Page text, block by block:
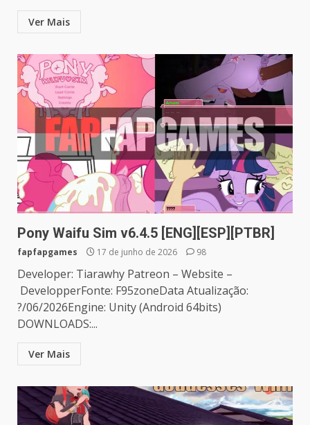
Ver Mais
Pony Waifu Sim v6.4.5 [ENG][ESP][PTBR]
fapfapgames 17 de junho de 2026 98
Developer: Tiarawhy Patreon – Website –
DevelopperFonte: F95zoneData Atualização:
?/06/2026Engine: Unity (Android 64bits)
DOWNLOADS:...
Ver Mais